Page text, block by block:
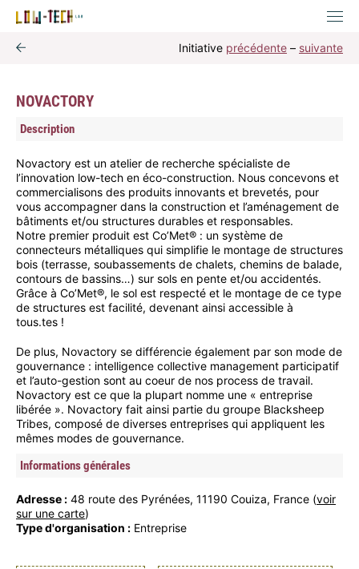
Initiative précédente – suivante
NOVACTORY
Description
Novactory est un atelier de recherche spécialiste de
l’innovation low-tech en éco-construction. Nous concevons et
commercialisons des produits innovants et brevetés, pour
vous accompagner dans la construction et l’aménagement de
bâtiments et/ou structures durables et responsables.
Notre premier produit est Co’Met® : un système de
connecteurs métalliques qui simplifie le montage de structures
bois (terrasse, soubassements de chalets, chemins de balade,
contours de bassins…) sur sols en pente et/ou accidentés.
Grâce à Co’Met®, le sol est respecté et le montage de ce type
de structures est facilité, devenant ainsi accessible à
tous.tes !
De plus, Novactory se différencie également par son mode de
gouvernance : intelligence collective management participatif
et l’auto-gestion sont au coeur de nos process de travail.
Novactory est ce que la plupart nomme une « entreprise
libérée ». Novactory fait ainsi partie du groupe Blacksheep
Tribes, composé de diverses entreprises qui appliquent les
mêmes modes de gouvernance.
Informations générales
Adresse : 48 route des Pyrénées, 11190 Couiza, France (voir
sur une carte)
Type d'organisation : Entreprise